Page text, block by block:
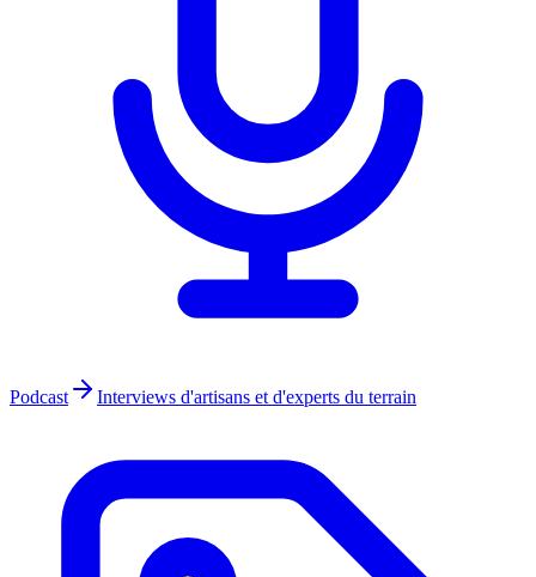
Podcast Interviews d'artisans et d'experts du terrain